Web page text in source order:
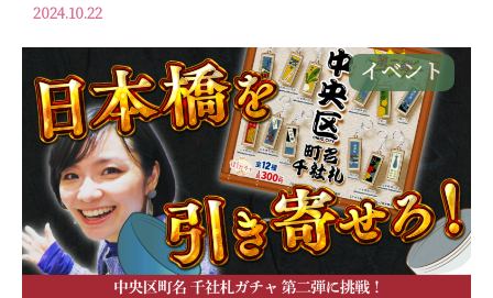
2024.10.22
イベント